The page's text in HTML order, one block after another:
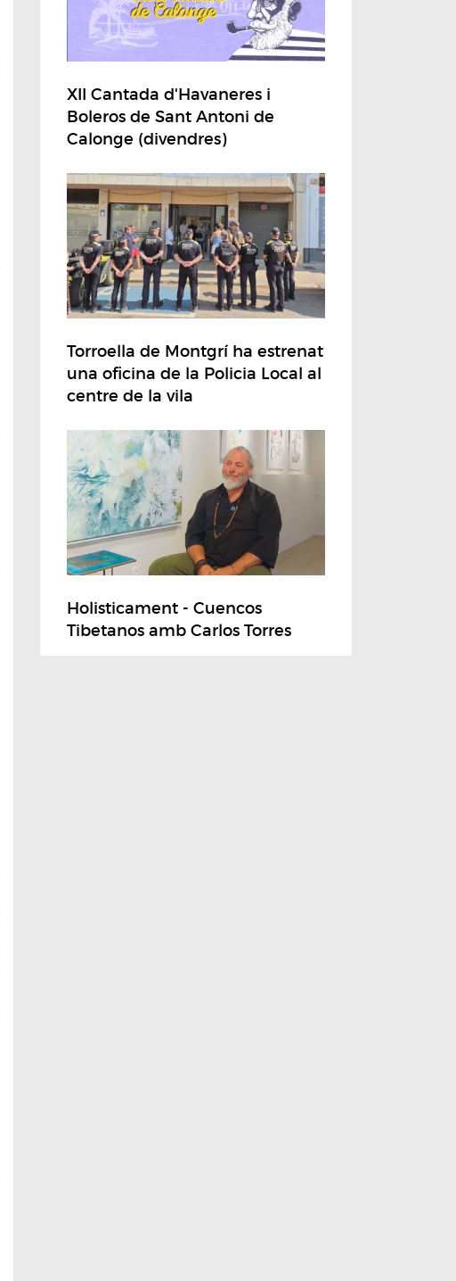
XII Cantada d'Havaneres i
Boleros de Sant Antoni de
Calonge (divendres)
Torroella de Montgrí ha estrenat
una oficina de la Policia Local al
centre de la vila
Holisticament - Cuencos
Tibetanos amb Carlos Torres